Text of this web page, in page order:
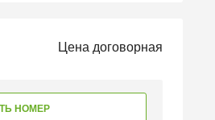
Цена договорная
НОМЕР